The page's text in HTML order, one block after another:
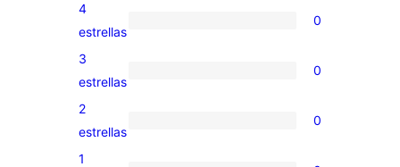
valoraciones
de
0
valoraciones
de
4
estrellas
0
0
valoraciones
de
3
estrellas
0
0
valoraciones
2
estrellas
0
1